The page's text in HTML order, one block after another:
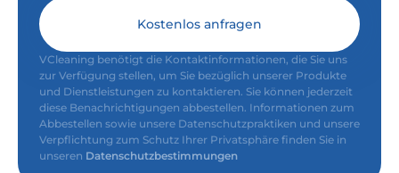
Kostenlos anfragen
VCleaning benötigt die Kontaktinformationen, die Sie uns
zur Verfügung stellen, um Sie bezüglich unserer Produkte
und Dienstleistungen zu kontaktieren. Sie können jederzeit
diese Benachrichtigungen abbestellen. Informationen zum
Abbestellen sowie unsere Datenschutzpraktiken und unsere
Verpflichtung zum Schutz Ihrer Privatsphäre finden Sie in
unseren Datenschutzbestimmungen